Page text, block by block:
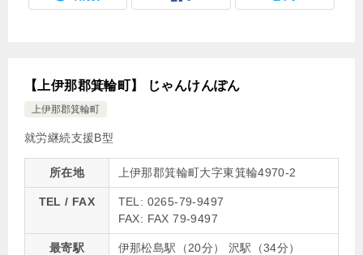
【上伊那郡箕輪町】 じゃんけんぽん
上伊那郡箕輪町
就労継続支援B型
所在地 上伊那郡箕輪町大字東箕輪4970-2
TEL / FAX
TEL: 0265-79-9497
FAX: FAX 79-9497
最寄駅 伊那松島駅（20分） 沢駅（34分）